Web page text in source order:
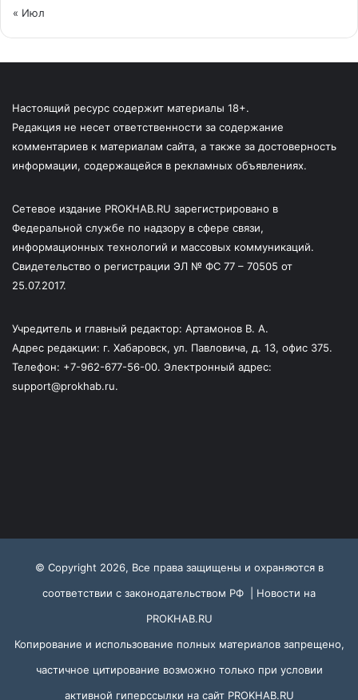
« Июл
Настоящий ресурс содержит материалы 18+.
Редакция не несет ответственности за содержание
комментариев к материалам сайта, а также за достоверность
информации, содержащейся в рекламных объявлениях.
Сетевое издание PROKHAB.RU зарегистрировано в
Федеральной службе по надзору в сфере связи,
информационных технологий и массовых коммуникаций.
Свидетельство о регистрации ЭЛ № ФС 77 – 70505 от
25.07.2017.
Учредитель и главный редактор: Артамонов В. А.
Адрес редакции: г. Хабаровск, ул. Павловича, д. 13, офис 375.
Телефон: +7-962-677-56-00. Электронный адрес:
support@prokhab.ru.
© Copyright 2026, Все права защищены и охраняются в
соответствии с законодательством РФ | Новости на
PROKHAB.RU
Копирование и использование полных материалов запрещено,
частичное цитирование возможно только при условии
активной гиперссылки на сайт PROKHAB.RU